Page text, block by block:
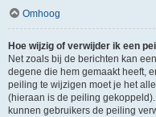
Omhoog
Hoe wijzig of verwijder ik een
Net zoals bij de berichten kan
degene die hem gemaakt heeft,
peiling te wijzigen moet je het
(hieraan is de peiling
kunnen gebruikers de peiling